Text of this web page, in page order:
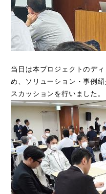
当日は本プロジェクトのデ
め、ソリューション・事例
スカッションを行いました。